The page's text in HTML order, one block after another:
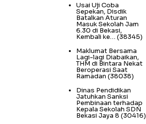
Usai Uji Coba
Sepekan, Disdik
Batalkan Aturan
Masuk Sekolah Jam
6.30 di Bekasi,
Kembali ke… (38345)
Maklumat Bersama
Lagi-lagi Diabaikan,
THM di Bintara Nekat
Beroperasi Saat
Ramadan (38038)
Dinas Pendidikan
Jatuhkan Sanksi
Pembinaan terhadap
Kepala Sekolah SDN
Bekasi Jaya 8 (30416)